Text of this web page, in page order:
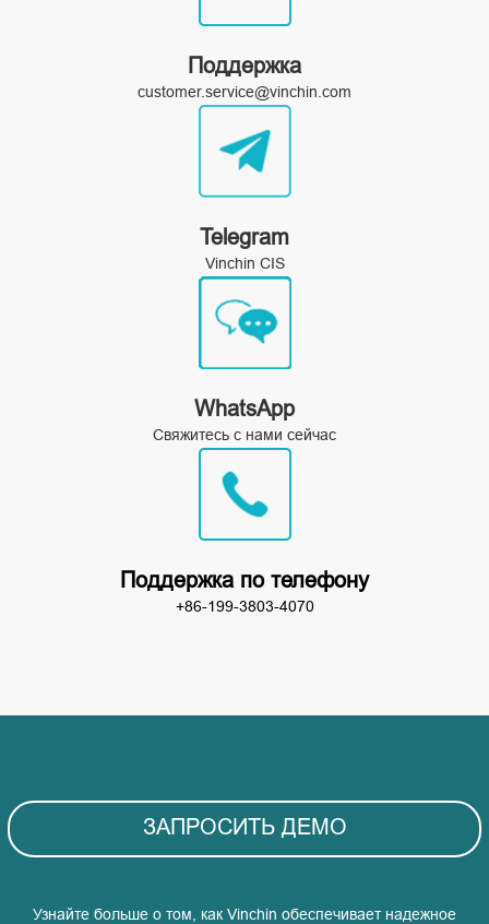
Поддержка
customer.service@vinchin.com
Telegram
Vinchin CIS
WhatsApp
Свяжитесь с нами сейчас
Поддержка по телефону
+86-199-3803-4070
ЗАПРОСИТЬ ДЕМО
Узнайте больше о том, как Vinchin обеспечивает надежное